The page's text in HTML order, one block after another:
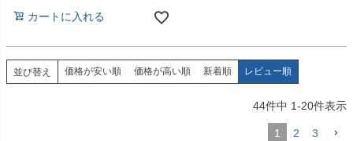
カートに入れる
並び替え 価格が安い順 価格が高い順 新着順 レビュー順
44件中 1-20件表示
1 2 3